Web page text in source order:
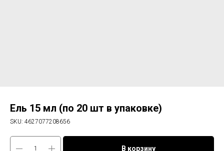
Ель 15 мл (по 20 шт в упаковке)
SKU: 4627077208656
В корзину